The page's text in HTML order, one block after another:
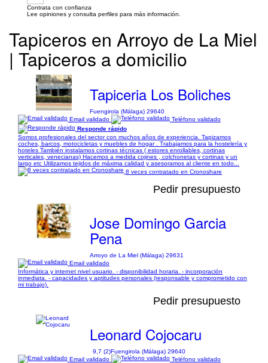
Contrata con confianza
Lee opiniones y consulta perfiles para más información.
Tapiceros en Arroyo de La Miel
| Tapiceros a domicilio
Tapiceria Los Boliches
Fuengirola (Málaga) 29640
Email validado
Teléfono validado
Responde rápido
Somos profesionales del sector con muchos años de experiencia. Tapizamos
coches, barcos, motocicletas y muebles de hogar . Trabajamos para la hostelería y
hoteles También instalamos cortinas técnicas ( estores enrollables, cortinas
verticales, venecianas) Hacemos a medida cojines , colchonetas y cortinas y un
largo etc Utilizamos tejidos de máxima calidad y asesoramos al cliente en todo...
8 veces contratado en Cronoshare
Pedir presupuesto
Jose Domingo Garcia
Pena
Arroyo de La Miel (Málaga) 29631
Email validado
Informática y internet nivel usuario. - disponibilidad horaria. - incorporación
inmediata. - capacidades y aptitudes personales (responsable y comprometido con
mi trabajo).
Pedir presupuesto
Leonard Cojocaru
9,7 (2)Fuengirola (Málaga) 29640
Email validado
Teléfono validado